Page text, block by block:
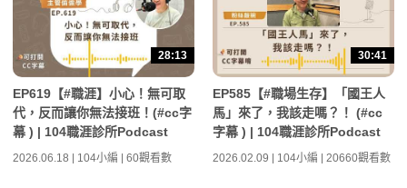
28:13
EP619【#職涯】小心！無可取
代，反而讓你無法接班！(#cc字
幕 ) | 104職涯診所Podcast
2026.06.18 | 104小編 | 60觀看數
30:41
EP585【#職場生存】「國王人
馬」來了，我該走嗎？！ (#cc
字幕 ) | 104職涯診所Podcast
2026.02.09 | 104小編 | 20660觀看數